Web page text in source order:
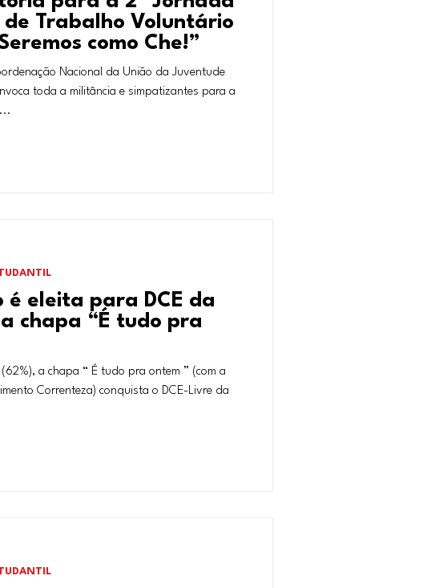
de Trabalho Voluntário
como Che!”
Nacional da União da Juventude
toda a militância e simpatizantes para a
é eleita para DCE da
a chapa “É tudo pra
a chapa “ É tudo pra ontem ” (com a
Correnteza) conquista o DCE-Livre da